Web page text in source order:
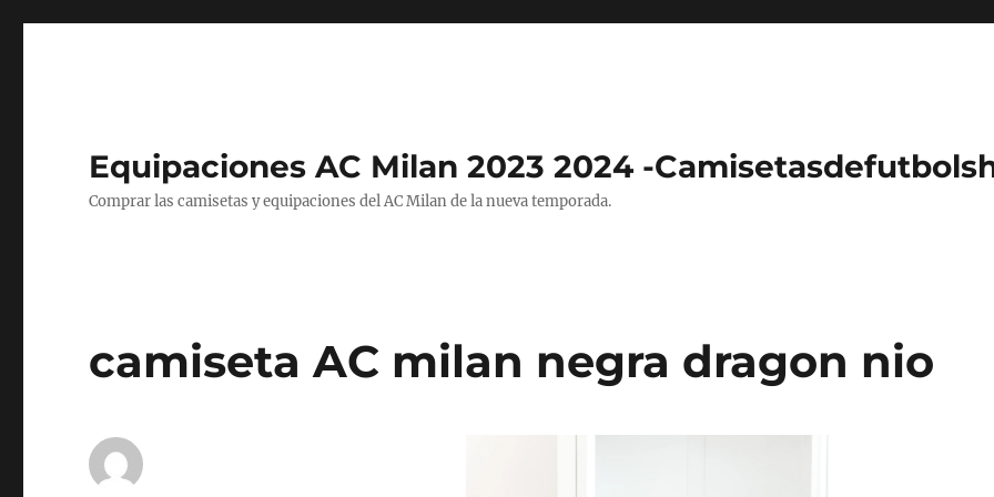
Equipaciones AC Milan 2023 2024 -
Comprar las camisetas y equipaciones del AC Milan de la nueva temporada.
camiseta AC milan negra dragon nio